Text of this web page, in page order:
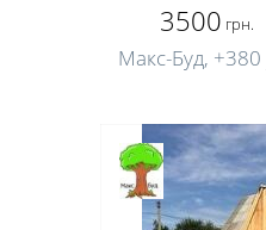
3500 грн.
Макс-Буд, +380